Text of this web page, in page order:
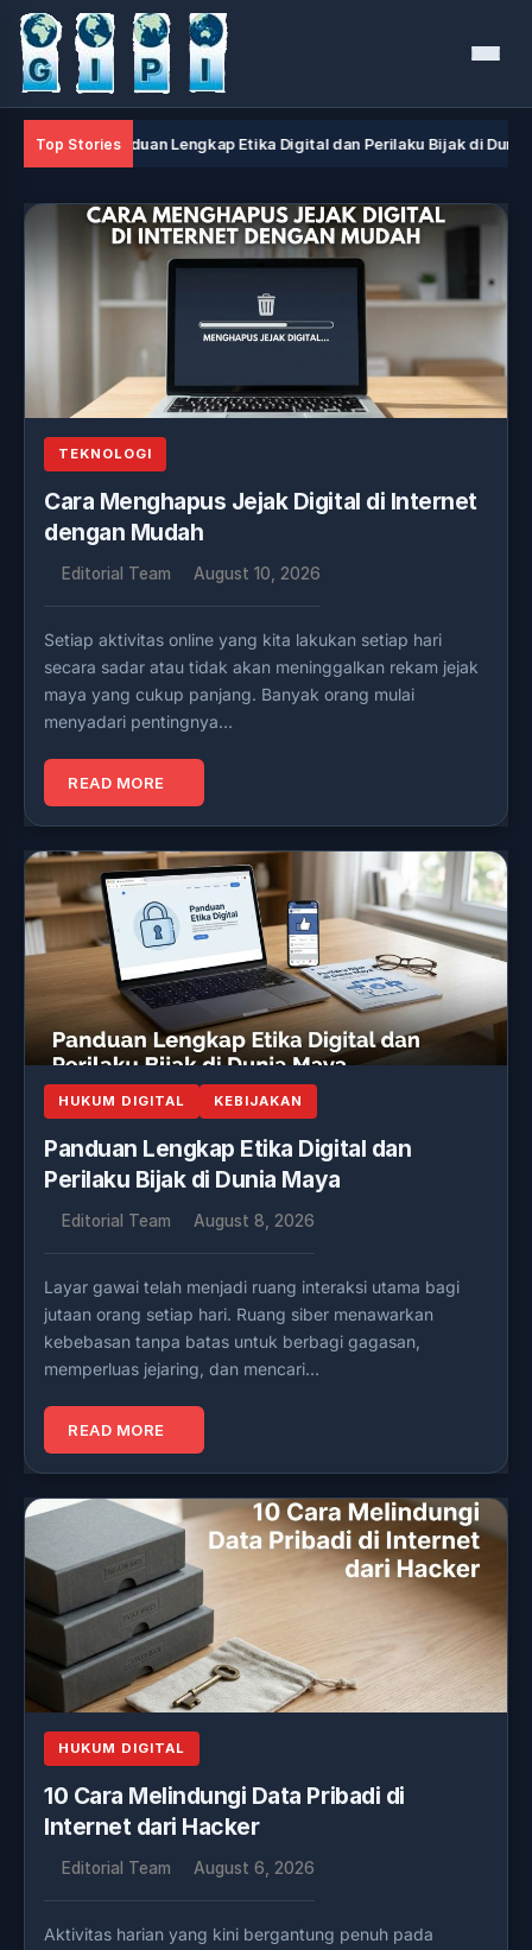
Menu
Top Stories
Panduan Lengkap Etika Digital dan Perilaku Bijak di Dunia Maya
TEKNOLOGI
Cara Menghapus Jejak Digital di Internet
dengan Mudah
Editorial Team August 10, 2026
Setiap aktivitas online yang kita lakukan setiap hari
secara sadar atau tidak akan meninggalkan rekam jejak
maya yang cukup panjang. Banyak orang mulai
menyadari pentingnya…
READ MORE
HUKUM DIGITAL KEBIJAKAN
Panduan Lengkap Etika Digital dan
Perilaku Bijak di Dunia Maya
Editorial Team August 8, 2026
Layar gawai telah menjadi ruang interaksi utama bagi
jutaan orang setiap hari. Ruang siber menawarkan
kebebasan tanpa batas untuk berbagi gagasan,
memperluas jejaring, dan mencari…
READ MORE
HUKUM DIGITAL
10 Cara Melindungi Data Pribadi di
Internet dari Hacker
Editorial Team August 6, 2026
Aktivitas harian yang kini bergantung penuh pada